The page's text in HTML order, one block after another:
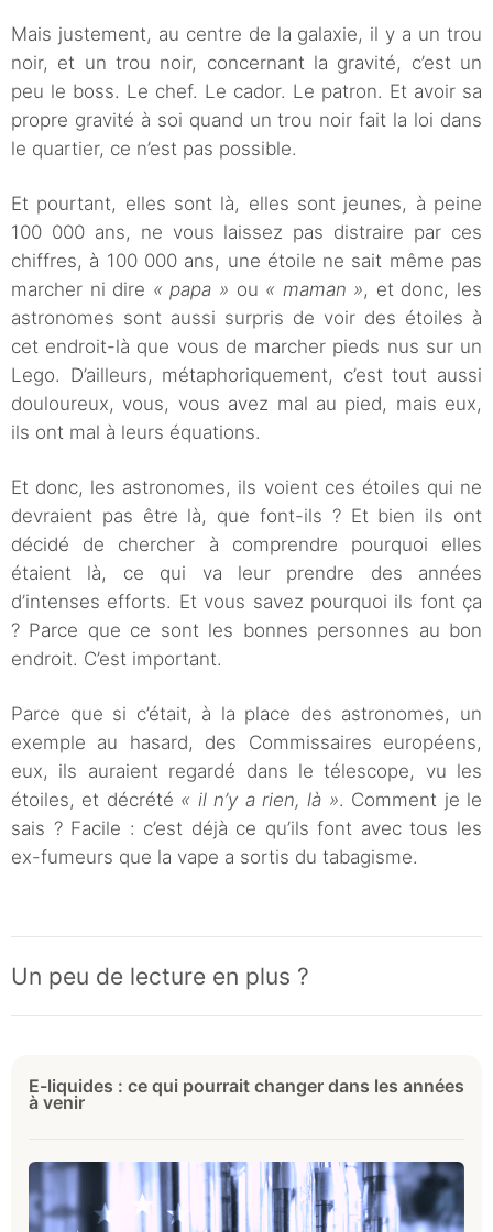
Mais justement, au centre de la galaxie, il y a un trou
noir, et un trou noir, concernant la gravité, c’est un
peu le boss. Le chef. Le cador. Le patron. Et avoir sa
propre gravité à soi quand un trou noir fait la loi dans
le quartier, ce n’est pas possible.
Et pourtant, elles sont là, elles sont jeunes, à peine
100 000 ans, ne vous laissez pas distraire par ces
chiffres, à 100 000 ans, une étoile ne sait même pas
marcher ni dire « papa » ou « maman », et donc, les
astronomes sont aussi surpris de voir des étoiles à
cet endroit-là que vous de marcher pieds nus sur un
Lego. D’ailleurs, métaphoriquement, c’est tout aussi
douloureux, vous, vous avez mal au pied, mais eux,
ils ont mal à leurs équations.
Et donc, les astronomes, ils voient ces étoiles qui ne
devraient pas être là, que font-ils ? Et bien ils ont
décidé de chercher à comprendre pourquoi elles
étaient là, ce qui va leur prendre des années
d’intenses efforts. Et vous savez pourquoi ils font ça
? Parce que ce sont les bonnes personnes au bon
endroit. C’est important.
Parce que si c’était, à la place des astronomes, un
exemple au hasard, des Commissaires européens,
eux, ils auraient regardé dans le télescope, vu les
étoiles, et décrété « il n’y a rien, là ». Comment je le
sais ? Facile : c’est déjà ce qu’ils font avec tous les
ex-fumeurs que la vape a sortis du tabagisme.
Un peu de lecture en plus ?
E-liquides : ce qui pourrait changer dans les années
à venir